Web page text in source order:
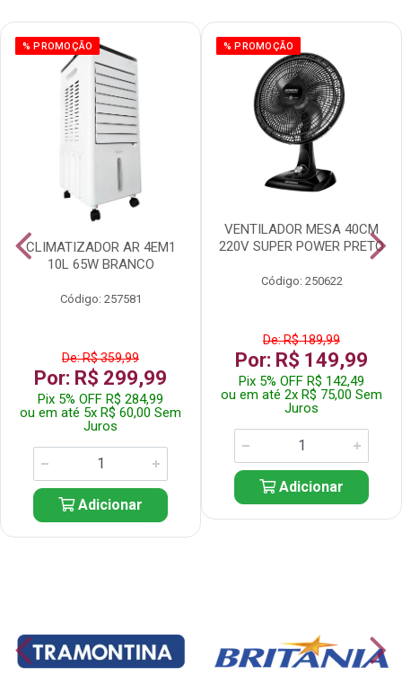
% PROMOÇÃO
CLIMATIZADOR AR 4EM1
10L 65W BRANCO
Código: 257581
De: R$ 359,99
Por: R$ 299,99
Pix 5% OFF R$ 284,99
ou em até 5x R$ 60,00 Sem
Juros
Adicionar
% PROMOÇÃO
VENTILADOR MESA 40CM
220V SUPER POWER PRETO
Código: 250622
De: R$ 189,99
Por: R$ 149,99
Pix 5% OFF R$ 142,49
ou em até 2x R$ 75,00 Sem
Juros
Adicionar